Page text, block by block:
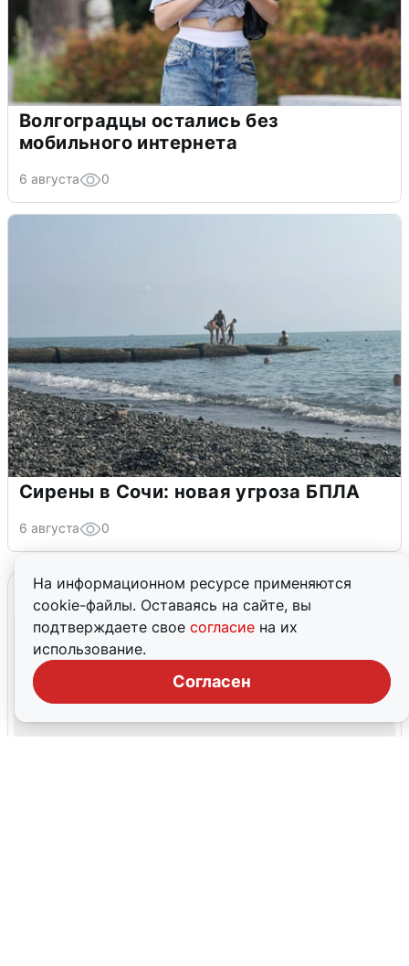
На информационном ресурсе применяются
cookie-файлы. Оставаясь на сайте, вы
подтверждаете свое согласие на их
использование.
Согласен
Волгоградцы остались без
мобильного интернета
6 августа 0
Сирены в Сочи: новая угроза БПЛА
6 августа 0